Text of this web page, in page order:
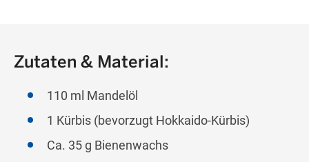
Zutaten & Material:
110 ml Mandelöl
1 Kürbis (bevorzugt Hokkaido-Kürbis)
Ca. 35 g Bienenwachs